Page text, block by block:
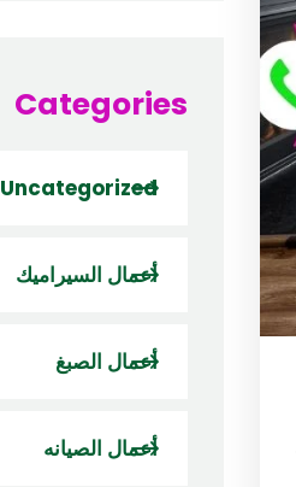
Categories
Uncategorized
أعمال السيراميك
أعمال الصبغ
أعمال الصيانه